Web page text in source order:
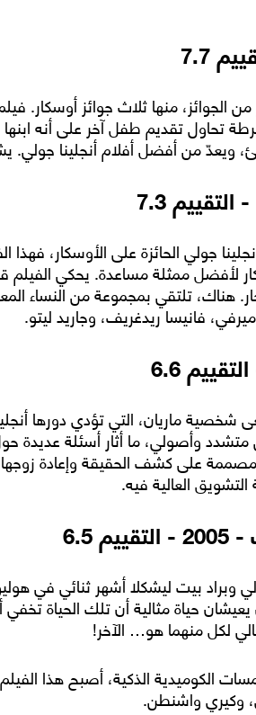
الجوائز، منها ثلاث جوائز أوسكار.
تحاول تقديم طفل آخر على أنه
من أفضل أفلام أنجلينا جولي.
جولي الحائزة على الأوسكار، فهذا
لأفضل ممثلة مساعدة. يحكي الفيلم
هناك، تلتقي بمجموعة من النساء
فانيسا ريدغريف، وجاريد ليتو.
شخصية ماريان، التي تؤدي دورها
وأصولي، ما أثار أسئلة عديدة
مصممة على كشف الحقيقة وإعادة
العالية فيه.
وبراد بيت ليشكلا أشهر ثنائي
حياة مثالية أن تلك الحياة
لكل منهما هو… الآخر!
الكوميدية الذكية، أصبح هذا
وكيري واشنطن.